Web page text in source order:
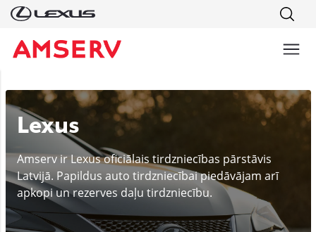
Lexus
Amserv ir Lexus oficiālais tirdzniecības pārstāvis
Latvijā. Papildus auto tirdzniecībai piedāvājam arī
apkopi un rezerves daļu tirdzniecību.